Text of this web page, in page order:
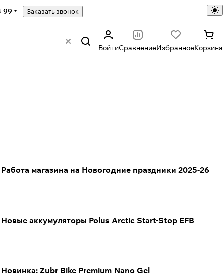
99 Заказать звонок
ВойтиСравнениеИзбранноеКорзина
Работа магазина на Новогодние праздники 2025-26
Новые аккумуляторы Polus Arctic Start-Stop EFB
Новинка: Zubr Bike Premium Nano Gel